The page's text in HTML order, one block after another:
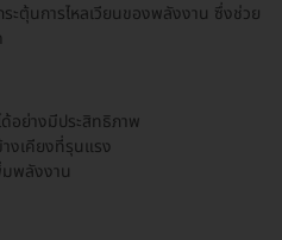
ะตุ้นการไหลเวียนของพลังงาน ซึ่งช่วย
ด้อย่างมีประสิทธิภาพ
งเคียงที่รุนแรง
มพลังงาน